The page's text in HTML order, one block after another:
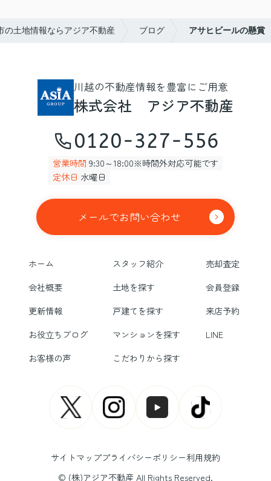
の土地情報ならアジア不動産 ブログ アサヒビールの懸賞
川越の不動産情報を豊富にご用意
株式会社 アジア不動産
0120-327-556
営業時間 9:30～18:00※時間外対応可能です
定休日 水曜日
メールでお問い合わせ
ホーム スタッフ紹介
売却査定
会社概要
土地を探す
会員登録
更新情報
戸建てを探す
来店予約
お役立ちブログ
マンションを探す
LINE
お客様の声
こだわりから探す
サイトマッププライバシーポリシー利用規約
© (株)アジア不動産 All Rights Reserved.